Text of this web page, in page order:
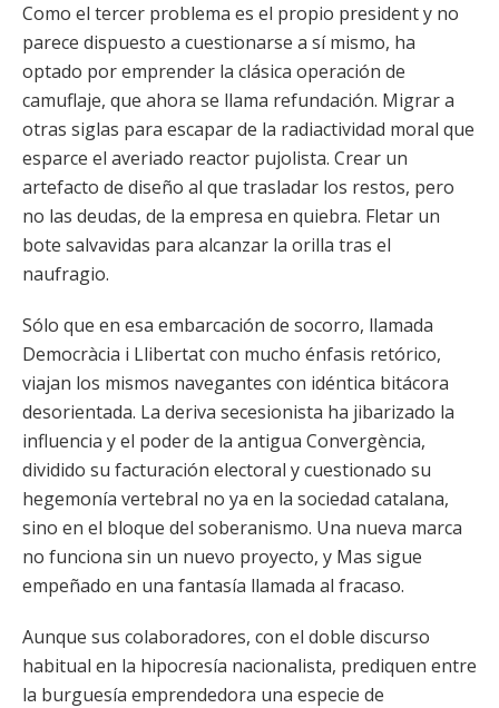
Como el tercer problema es el propio president y no
parece dispuesto a cuestionarse a sí mismo, ha
optado por emprender la clásica operación de
camuflaje, que ahora se llama refundación. Migrar a
otras siglas para escapar de la radiactividad moral que
esparce el averiado reactor pujolista. Crear un
artefacto de diseño al que trasladar los restos, pero
no las deudas, de la empresa en quiebra. Fletar un
bote salvavidas para alcanzar la orilla tras el
naufragio.
Sólo que en esa embarcación de socorro, llamada
Democràcia i Llibertat con mucho énfasis retórico,
viajan los mismos navegantes con idéntica bitácora
desorientada. La deriva secesionista ha jibarizado la
influencia y el poder de la antigua Convergència,
dividido su facturación electoral y cuestionado su
hegemonía vertebral no ya en la sociedad catalana,
sino en el bloque del soberanismo. Una nueva marca
no funciona sin un nuevo proyecto, y Mas sigue
empeñado en una fantasía llamada al fracaso.
Aunque sus colaboradores, con el doble discurso
habitual en la hipocresía nacionalista, prediquen entre
la burguesía emprendedora una especie de